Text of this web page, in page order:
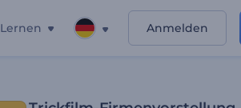
Lernen Anmelden